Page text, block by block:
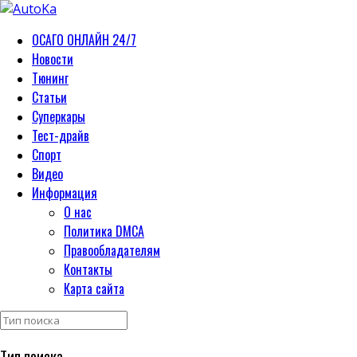
ОСАГО ОНЛАЙН 24/7
Новости
Тюнинг
Статьи
Суперкары
Тест-драйв
Спорт
Видео
Информация
О нас
Политика DMCA
Правообладателям
Контакты
Карта сайта